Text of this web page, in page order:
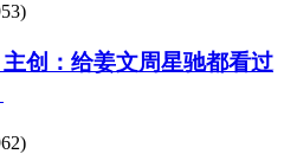
创：给姜文周星驰都看过